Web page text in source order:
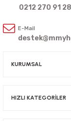
0212 270 91 28
E-Mail
KURUMSAL
HIZLI KATEGORİLER